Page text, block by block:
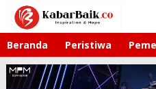
Lewati
konten
Beranda Peristiwa